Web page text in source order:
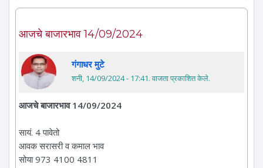
आजचे बाजारभाव 14/09/2024
गंगाधर मुटे
शनी, 14/09/2024 - 17:41. वाजता प्रकाशित केले.
आजचे बाजारभाव 14/09/2024
सायं. 4 पावेतो
आवक सरासरी व कमाल भाव
सोया 973 4100 4811